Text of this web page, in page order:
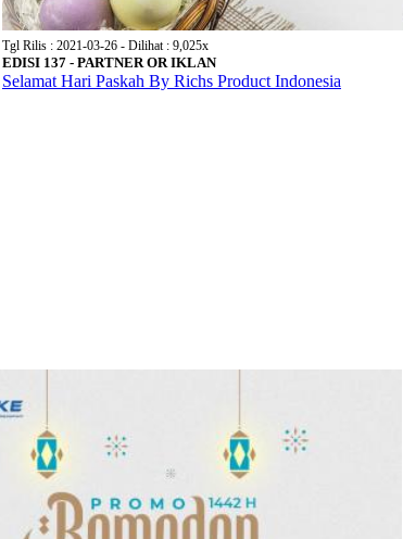
Tgl Rilis : 2021-03-26 - Dilihat : 9,025x
EDISI 137 - PARTNER OR IKLAN
Selamat Hari Paskah By Richs Product Indonesia